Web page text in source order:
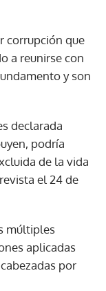
corrupción que
a reunirse con
y son
declarada
podría
de la vida
el 24 de
múltiples
aplicadas
por